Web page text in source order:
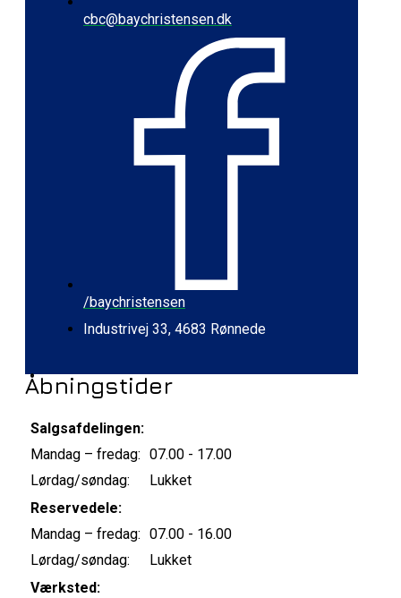
cbc@baychristensen.dk
/baychristensen
Industrivej 33, 4683 Rønnede
Åbningstider
Salgsafdelingen:
Mandag – fredag: 07.00 - 17.00
Lørdag/søndag:
Lukket
Reservedele:
Mandag – fredag: 07.00 - 16.00
Lørdag/søndag:
Lukket
Værksted: